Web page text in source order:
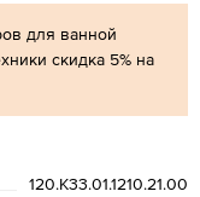
для ванной
скидка 5% на
120.K33.01.1210.21.00